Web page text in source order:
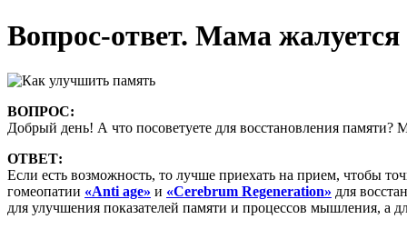
Вопрос-ответ. Мама
ВОПРОС:
Добрый день! А что посоветуете для восстановления памяти?
ОТВЕТ:
Если есть возможность, то лучше приехать на прием, чтобы
гомеопатии «Anti age» и «Cerebrum Regeneration» для
для улучшения показателей памяти и процессов мышления, а